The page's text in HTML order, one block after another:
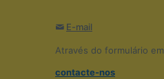
E-mail
Através do formulário em
contacte-nos